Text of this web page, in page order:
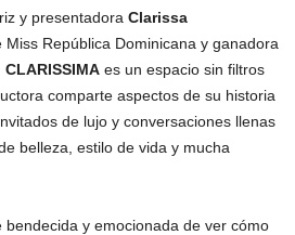
y presentadora Clarissa
Miss República Dominicana y ganadora
CLARISSIMA es un espacio sin filtros
comparte aspectos de su historia
de lujo y conversaciones llenas
belleza, estilo de vida y mucha
bendecida y emocionada de ver cómo